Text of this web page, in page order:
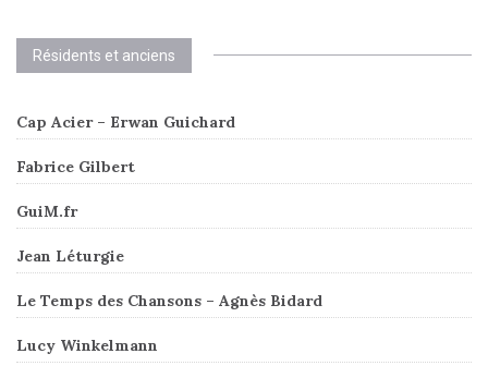
Résidents et anciens
Cap Acier – Erwan Guichard
Fabrice Gilbert
GuiM.fr
Jean Léturgie
Le Temps des Chansons – Agnès Bidard
Lucy Winkelmann